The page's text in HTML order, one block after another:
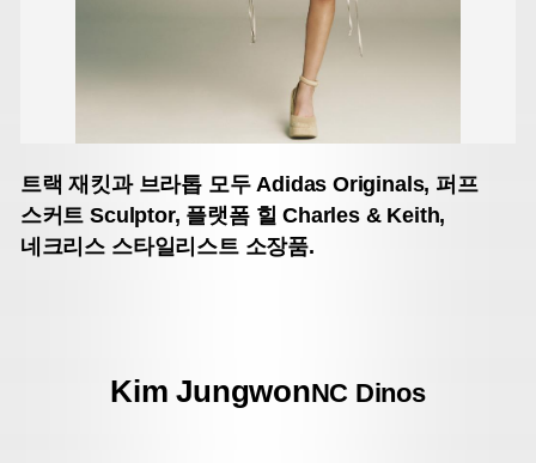
트랙 재킷과 브라톱모두 Adidas Originals, 퍼프
스커트 Sculptor, 플랫폼 힐 Charles & Keith,
네크리스 스타일리스트 소장품.
Kim JungwonNC Dinos